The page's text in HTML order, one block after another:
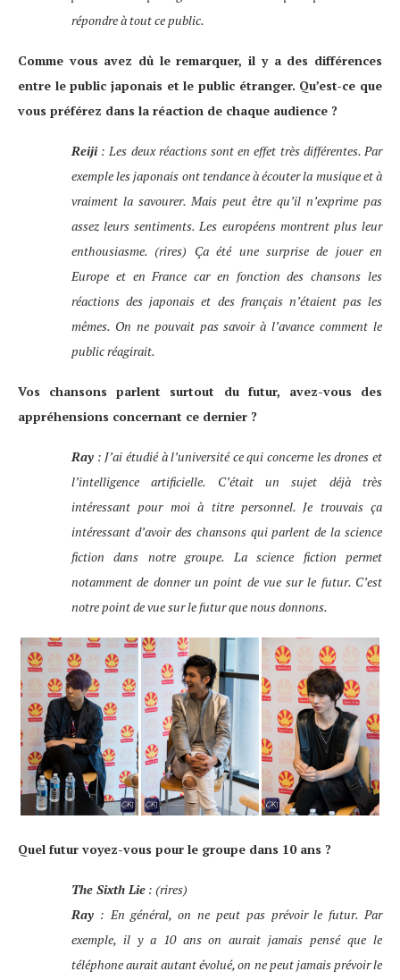
répondre à tout ce public.
Comme vous avez dû le remarquer, il y a des différences
entre le public japonais et le public étranger. Qu’est-ce que
vous préférez dans la réaction de chaque audience ?
Reiji: Les deux réactions sont en effet très différentes. Par
exemple les japonais ont tendance à écouter la musique et à
vraiment la savourer. Mais peut être qu’il n’exprime pas
assez leurs sentiments. Les européens montrent plus leur
enthousiasme. (rires) Ça été une surprise de jouer en
Europe et en France car en fonction des chansons les
réactions des japonais et des français n’étaient pas les
mêmes. On ne pouvait pas savoir à l’avance comment le
public réagirait.
Vos chansons parlent surtout du futur, avez-vous des
appréhensions concernant ce dernier ?
Ray : J’ai étudié à l’université ce qui concerne les drones et
l’intelligence artificielle. C’était un sujet déjà très
intéressant pour moi à titre personnel. Je trouvais ça
intéressant d’avoir des chansons qui parlent de la science
fiction dans notre groupe. La science fiction permet
notamment de donner un point de vue sur le futur. C’est
notre point de vue sur le futur que nous donnons.
Quel futur voyez-vous pour le groupe dans 10 ans ?
The Sixth Lie : (rires)
Ray : En général, on ne peut pas prévoir le futur. Par
exemple, il y a 10 ans on aurait jamais pensé que le
téléphone aurait autant évolué, on ne peut jamais prévoir le